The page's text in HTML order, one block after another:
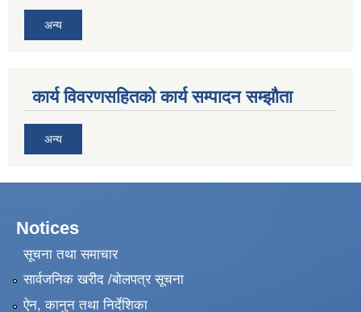
अन्य
कार्य विवरणसहितको कार्य सम्पादन सम्झौता
अन्य
Notices
सूचना तथा समाचार
सार्वजनिक खरीद /बोलपत्र सूचना
ऐन, कानुन तथा निर्देशिका